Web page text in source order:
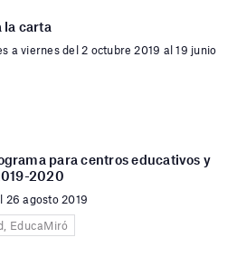
la carta
a viernes del 2 octubre 2019 al 19 junio
para centros educativos y
2020
26 agosto 2019
EducaMiró